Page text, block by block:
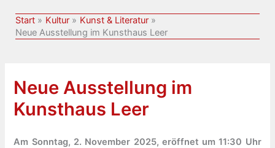
Start Kultur
Kunst & Literatur
Neue Ausstellung im Kunsthaus Leer
Neue Ausstellung im
Kunsthaus Leer
Am Sonntag, 2. November 2025, eröffnet um 11:30 Uhr